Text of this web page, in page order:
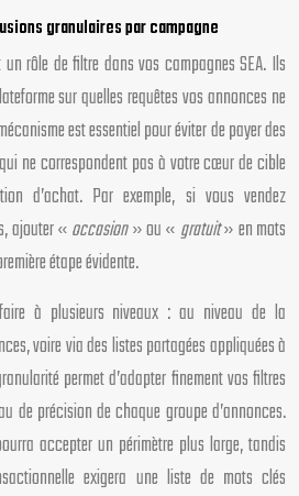
granulaires par campagne
rôle de filtre dans vos campagnes SEA. Ils
sur quelles requêtes vos annonces ne
est essentiel pour éviter de payer des
ne correspondent pas à votre cœur de cible
d’achat. Par exemple, si vous vendez
ajouter «occasion» ou «gratuit» en mots
étape évidente.
à plusieurs niveaux : au niveau de la
voire via des listes partagées appliquées à
permet d’adapter finement vos filtres
de précision de chaque groupe d’annonces.
accepter un périmètre plus large, tandis
exigera une liste de mots clés